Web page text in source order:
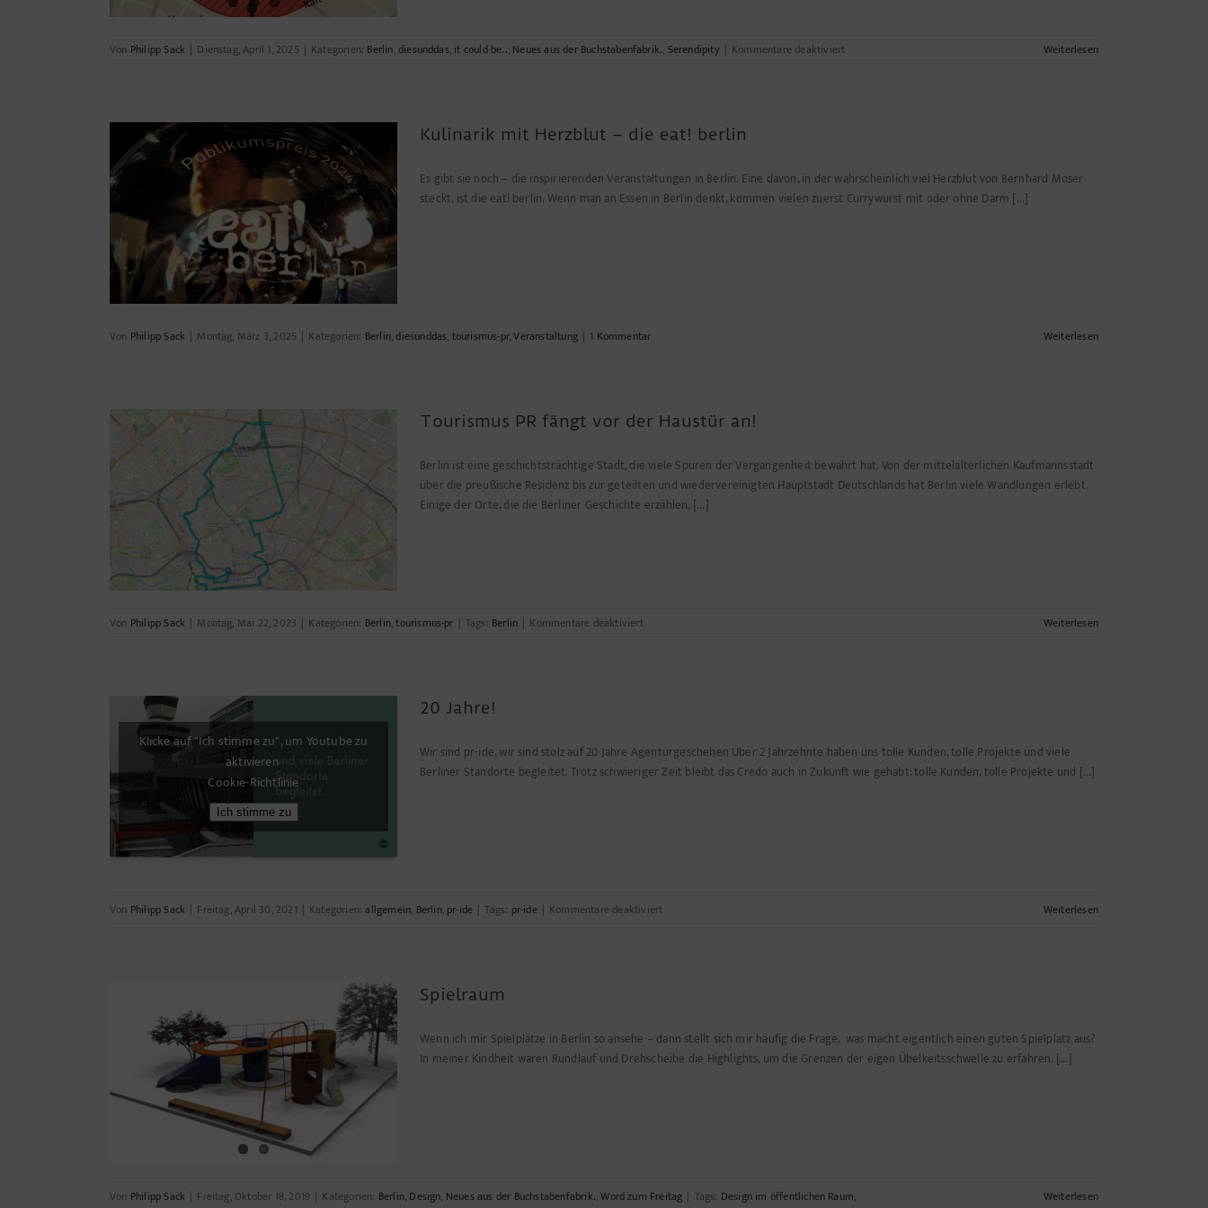
Von Philipp Sack | Dienstag, April 1, 2025 | Kategorien: Berlin,diesunddas, it could be.., Neues aus der Buchstabenfabrik., Serendipity | Kommentare deaktiviertfür
Fernsehturm-
Areals
wegen
Weiterlesen
Kulinarik mit Herzblut – die eat! berlin
Es gibt sie noch – die inspirierenden Veranstaltungen in Berlin. Eine davon, in der wahrscheinlich viel Herzblut von Bernhard Moser
steckt, ist die eat! berlin. Wenn man an Essen in Berlin denkt, kommen vielen zuerst Currywurst mit oder ohne Darm [...]
Von Philipp Sack | Montag, März 3, 2025 | Kategorien: Berlin,diesunddas, tourismus-pr,Veranstaltung | 1 Kommentar Weiterlesen
Tourismus PR fängt vor der Haustür an!
Berlin ist eine geschichtsträchtige Stadt, die viele Spuren der Vergangenheit bewahrt hat. Von der mittelalterlichen Kaufmannsstadt
über die preußische Residenz bis zur geteilten und wiedervereinigten Hauptstadt Deutschlands hat Berlin viele Wandlungen erlebt.
Einige der Orte, die die Berliner Geschichte erzählen, [...]
Von Philipp Sack | Montag, Mai 22, 2023 | Kategorien: Berlin,tourismus-pr | Tags: Berlin | Kommentare deaktiviertfür
an!
Weiterlesen
Klicke auf "Ich stimme zu", um Youtube zu
aktivieren
Cookie-Richtlinie
Ich stimme zu
20 Jahre!
Wir sind pr-ide, wir sind stolz auf 20 Jahre Agenturgeschehen Über 2 Jahrzehnte haben uns tolle Kunden, tolle Projekte und viele
Berliner Standorte begleitet. Trotz schwieriger Zeit bleibt das Credo auch in Zukunft wie gehabt: tolle Kunden, tolle Projekte und [...]
Von Philipp Sack | Freitag, April 30, 2021 | Kategorien:allgemein, Berlin, pr-ide | Tags: pr-ide | Kommentare deaktiviertfür
Weiterlesen
Spielraum
Wenn ich mir Spielplätze in Berlin so ansehe – dann stellt sich mir häufig die Frage, was macht eigentlich einen guten Spielplatz aus?
In meiner Kindheit waren Rundlauf und Drehscheibe die Highlights, um die Grenzen der eigen Übelkeitsschwelle zu erfahren. [...]
Von Philipp Sack | Freitag, Oktober 18, 2019 | Kategorien: Berlin, Design, Neues aus der Buchstabenfabrik.,Word zum Freitag | Tags: Design im öffentlichen Raum,
Weiterlesen